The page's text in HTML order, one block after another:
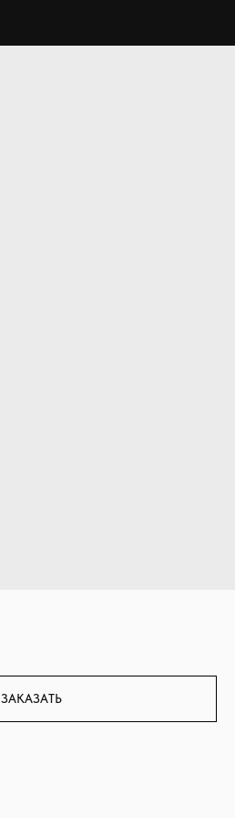
ЗАКАЗАТЬ